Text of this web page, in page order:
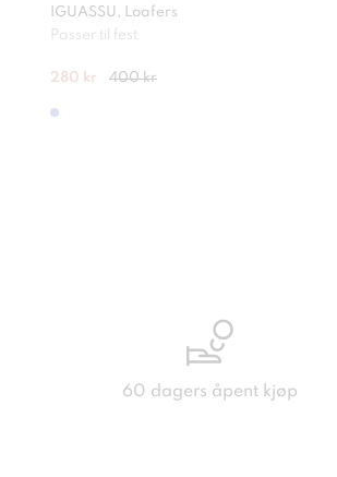
IGUASSU, Loafers
Passer til fest
280 kr 400 kr
60 dagers åpent kjøp